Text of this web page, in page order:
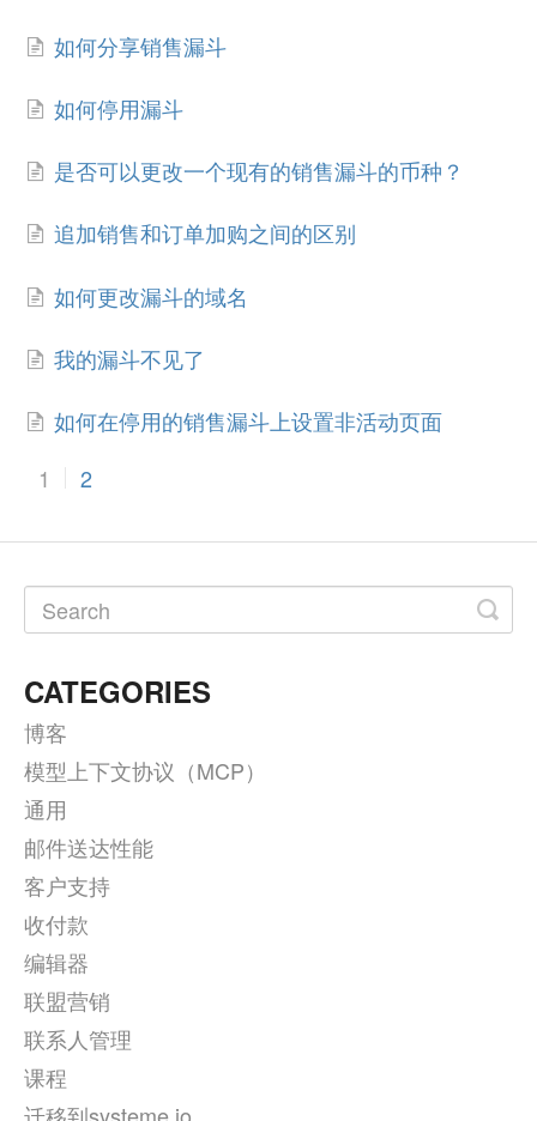
如何分享销售漏斗
如何停用漏斗
是否可以更改一个现有的销售漏斗的币种？
追加销售和订单加购之间的区别
如何更改漏斗的域名
我的漏斗不见了
如何在停用的销售漏斗上设置非活动页面
1
2
CATEGORIES
博客
模型上下文协议（MCP）
通用
邮件送达性能
客户支持
收付款
编辑器
联盟营销
联系人管理
课程